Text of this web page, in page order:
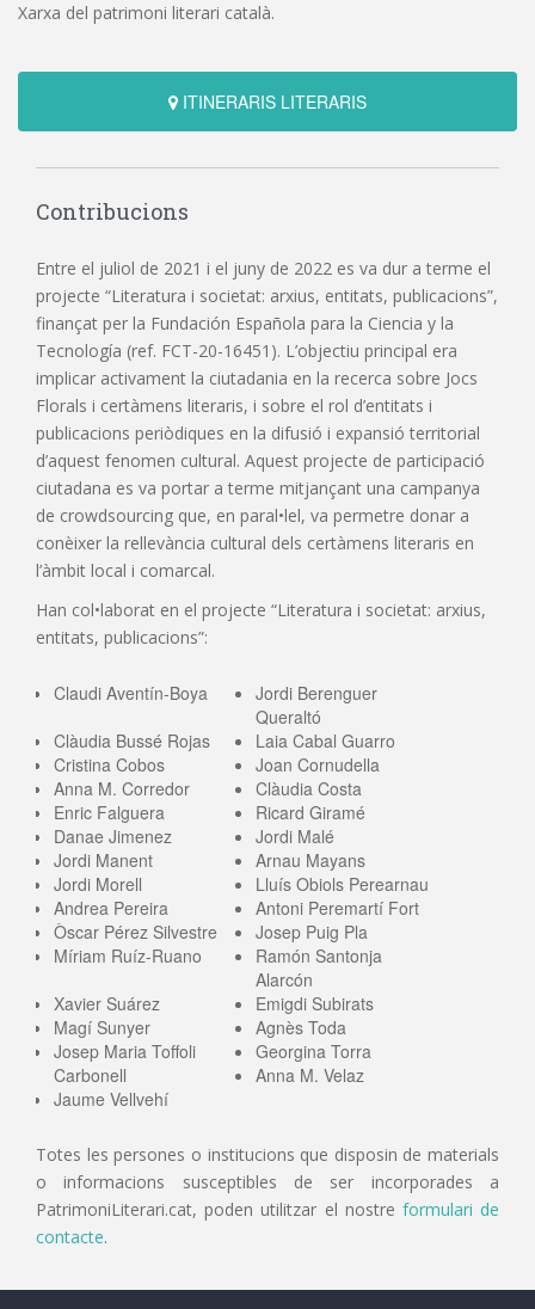
Xarxa del patrimoni literari català.
ITINERARIS LITERARIS
Contribucions
Entre el juliol de 2021 i el juny de 2022 es va dur a terme el
projecte “Literatura i societat: arxius, entitats, publicacions”,
finançat per la Fundación Española para la Ciencia y la
Tecnología (ref. FCT-20-16451). L’objectiu principal era
implicar activament la ciutadania en la recerca sobre Jocs
Florals i certàmens literaris, i sobre el rol d’entitats i
publicacions periòdiques en la difusió i expansió territorial
d’aquest fenomen cultural. Aquest projecte de participació
ciutadana es va portar a terme mitjançant una campanya
de crowdsourcing que, en paral•lel, va permetre donar a
conèixer la rellevància cultural dels certàmens literaris en
l’àmbit local i comarcal.
Han col•laborat en el projecte “Literatura i societat: arxius,
entitats, publicacions”:
Claudi Aventín-Boya
Jordi Berenguer
Queraltó
Clàudia Bussé Rojas
Laia Cabal Guarro
Cristina Cobos
Joan Cornudella
Anna M. Corredor
Clàudia Costa
Enric Falguera
Ricard Giramé
Danae Jimenez
Jordi Malé
Jordi Manent
Arnau Mayans
Jordi Morell
Lluís Obiols Perearnau
Andrea Pereira
Antoni Peremartí Fort
Òscar Pérez Silvestre
Josep Puig Pla
Míriam Ruíz-Ruano
Ramón Santonja
Alarcón
Xavier Suárez
Emigdi Subirats
Magí Sunyer
Agnès Toda
Josep Maria Toffoli
Carbonell
Georgina Torra
Anna M. Velaz
Jaume Vellvehí
Totes les persones o institucions que disposin de materials
o informacions susceptibles de ser incorporades a
PatrimoniLiterari.cat, poden utilitzar el nostre formulari de
contacte.